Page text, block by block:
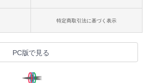
特定商取引法に基づく表示
PC版で見る